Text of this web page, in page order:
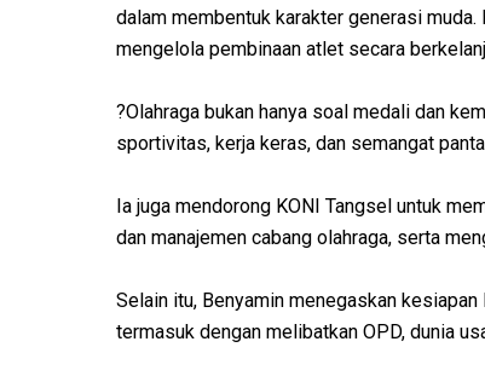
dalam membentuk karakter generasi muda.
mengelola pembinaan atlet secara
?Olahraga bukan hanya soal medali dan
sportivitas, kerja keras, dan semangat
Ia juga mendorong KONI Tangsel untuk
dan manajemen cabang olahraga, serta
Selain itu, Benyamin menegaskan
termasuk dengan melibatkan OPD, dunia